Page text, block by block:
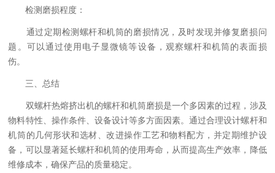
检测磨损程度：
通过定期检测螺杆和机筒的磨损情况，及时发现并修复磨损问
题。可以通过使用电子显微镜等设备，观察螺杆和机筒的表面损
伤。
三、总结
双螺杆热熔挤出机的螺杆和机筒磨损是一个多因素的过程，涉及
物料特性、操作条件、设备设计等多方面因素。通过合理设计螺杆和
机筒的几何形状和选材、改进操作工艺和物料配方，并定期维护设
备，可以显著延长螺杆和机筒的使用寿命，从而提高生产效率，降低
维修成本，确保产品的质量稳定。